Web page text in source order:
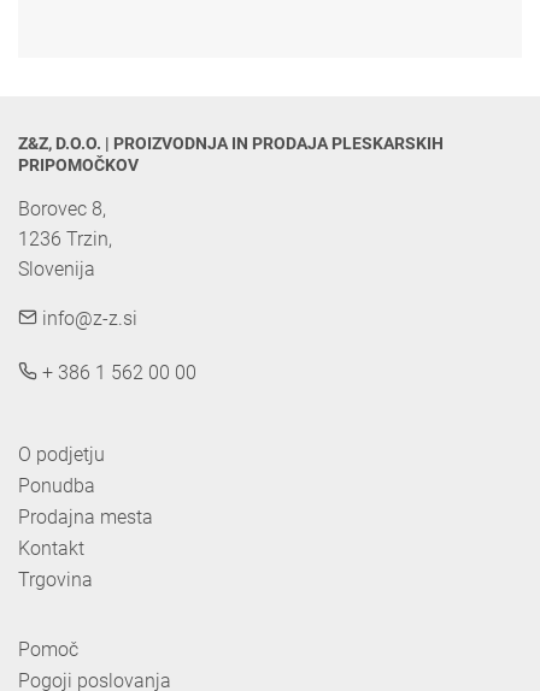
Z&Z, D.O.O. | PROIZVODNJA IN PRODAJA PLESKARSKIH
PRIPOMOČKOV
Borovec 8,
1236 Trzin,
Slovenija
info@z-z.si
+ 386 1 562 00 00
O podjetju
Ponudba
Prodajna mesta
Kontakt
Trgovina
Pomoč
Pogoji poslovanja